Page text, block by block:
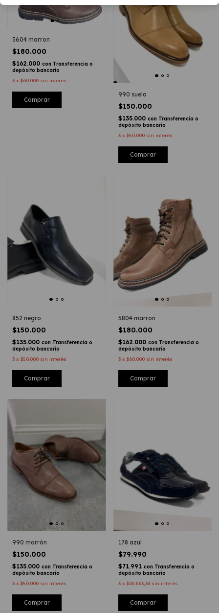
5604 marron
$180.000
$162.000 con Transferencia o
depósito bancario
3 x $60.000 sin interés
Comprar
990 suela
$150.000
$135.000 con Transferencia o
depósito bancario
3 x $50.000 sin interés
Comprar
852 negro
$150.000
$135.000 con Transferencia o
depósito bancario
3 x $50.000 sin interés
Comprar
5804 marron
$180.000
$162.000 con Transferencia o
depósito bancario
3 x $60.000 sin interés
Comprar
990 marrón
$150.000
$135.000 con Transferencia o
depósito bancario
3 x $50.000 sin interés
Comprar
178 azul
$79.990
$71.991 con Transferencia o
depósito bancario
3 x $26.663,33 sin interés
Comprar